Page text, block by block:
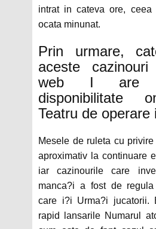
intrat in cateva ore,
ocata minunat.
Prin urmare,
aceste
web I are
disponibilitate
Teatru de operare
Mesele de ruleta cu
aproximativ la continuare
iar cazinourile care
manca?i a fost de
care i?i Urma?i jucatorii.
rapid lansarile Numarul